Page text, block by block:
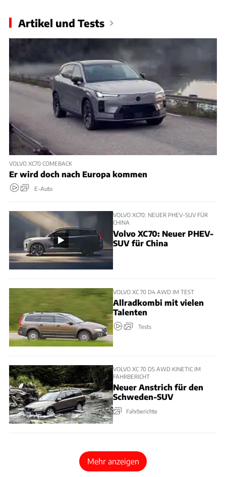
Artikel und Tests
VOLVO XC70 COMEBACK
Er wird doch nach Europa kommen
E-Auto
VOLVO XC70: NEUER PHEV-SUV FÜR
CHINA
Volvo XC70: Neuer PHEV-
SUV für China
VOLVO XC 70 D4 AWD IM TEST
Allradkombi mit vielen
Talenten
Tests
VOLVO XC 70 D5 AWD KINETIC IM
FAHRBERICHT
Neuer Anstrich für den
Schweden-SUV
Fahrberichte
Mehr anzeigen